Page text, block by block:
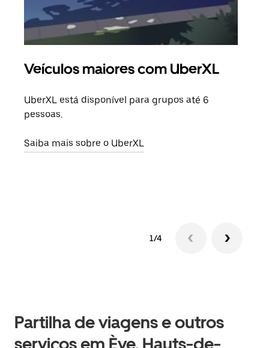
Veículos maiores com UberXL
UberXL está disponível para grupos até 6
pessoas.
Saiba mais sobre o UberXL
1/4
Partilha de viagens e outros
serviços em Ève, Hauts-de-